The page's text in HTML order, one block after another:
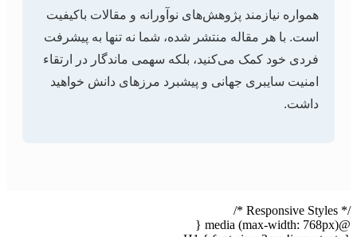
همواره نیازمند پژوهش‌های نوآورانه و مقالات باکیفیت
است. با هر مقاله منتشر شده، شما نه تنها به پیشرفت
فردی خود کمک می‌کنید، بلکه سهمی ماندگار در ارتقاء
امنیت سایبری جهانی و پیشبرد مرزهای دانش خواهید
داشت.
/* Responsive Styles */
@media (max-width: 768px) {